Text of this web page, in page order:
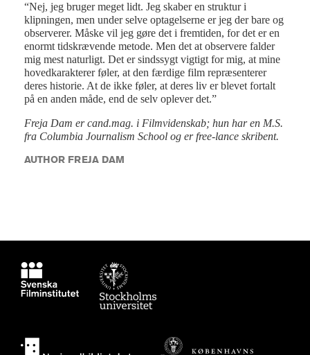
“Nej, jeg bruger meget lidt. Jeg skaber en struktur i
klipningen, men under selve optagelserne er jeg der bare og
observerer. Måske vil jeg gøre det i fremtiden, for det er en
enormt tidskrævende metode. Men det at observere falder
mig mest naturligt. Det er sindssygt vigtigt for mig, at mine
hovedkarakterer føler, at den færdige film repræsenterer
deres historie. At de ikke føler, at deres liv er blevet fortalt
på en anden måde, end de selv oplever det.”
Freja Dam er cand.mag. i Filmvidenskab; hun har en M.S.
fra Columbia Journalism School og er free-lance skribent.
AUTHOR FREJA DAM